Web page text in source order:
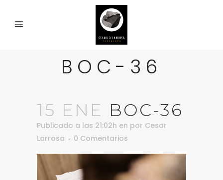
BOC-36
15 ENE BOC-36
Publicado a las 21:02h en por Cesar
Larrosa
0 Comentarios